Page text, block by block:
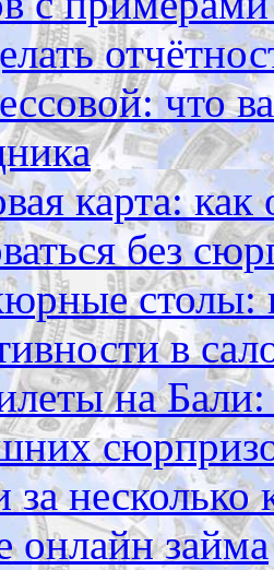
что
карта:
без
столы:
в
на Бали:
за
онлайн займа